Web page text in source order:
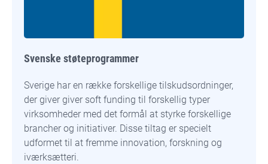
Svenske støteprogrammer
Sverige har en række forskellige tilskudsordninger,
der giver giver soft funding til forskellig typer
virksomheder med det formål at styrke forskellige
brancher og initiativer. Disse tiltag er specielt
udformet til at fremme innovation, forskning og
iværksætteri.